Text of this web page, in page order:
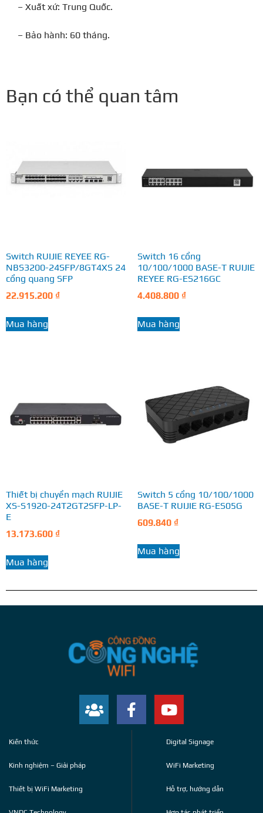
– Xuất xứ: Trung Quốc.
– Bảo hành: 60 tháng.
Bạn có thể quan tâm
Switch RUIJIE REYEE RG-
NBS3200-24SFP/8GT4XS 24
cổng quang SFP
22.915.200 ₫
Mua hàng
Switch 16 cổng
10/100/1000 BASE-T RUIJIE
REYEE RG-ES216GC
4.408.800 ₫
Mua hàng
Thiết bị chuyển mạch RUIJIE
XS-S1920-24T2GT2SFP-LP-
E
13.173.600 ₫
Mua hàng
Switch 5 cổng 10/100/1000
BASE-T RUIJIE RG-ES05G
609.840 ₫
Mua hàng
Kiến thức
Kinh nghiệm – Giải pháp
Thiết bị WiFi Marketing
Digital Signage
WiFi Marketing
Hỗ trợ, hướng dẫn